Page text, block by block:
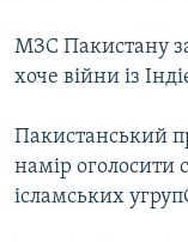
МЗС Пакистану
хоче війни із
Пакистанський
намір оголосити
ісламських